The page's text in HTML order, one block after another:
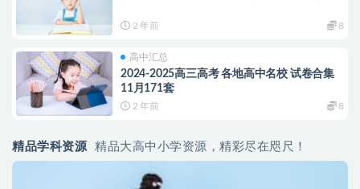
2 年前 8
高中汇总
2024-2025高三高考 各地高中名校 试卷合集
11月171套
2 年前 8
精品学科资源 精品大高中小学资源，精彩尽在咫尺！